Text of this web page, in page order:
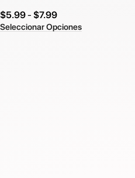
$5.99- $7.99
Seleccionar Opciones